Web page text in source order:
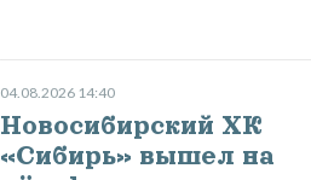
04.08.2026 14:40
Новосибирский ХК
«Сибирь» вышел на